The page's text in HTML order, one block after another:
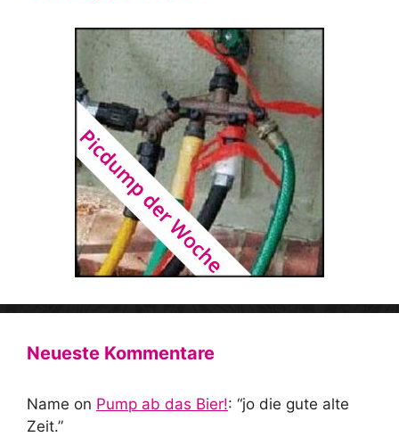
Neueste Kommentare
Name on Pump ab das Bier!: “jo die gute alte
Zeit.”